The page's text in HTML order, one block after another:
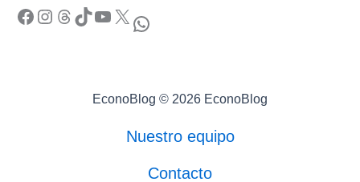
Facebook Instagram Threads TikTok YouTube X WhatsApp
EconoBlog © 2026 EconoBlog
Nuestro equipo
Contacto